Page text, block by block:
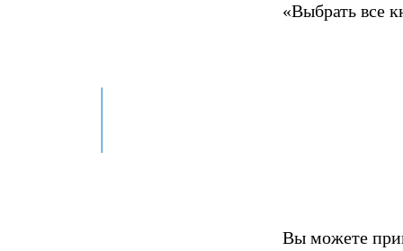
«Выбрать все
Вы можете